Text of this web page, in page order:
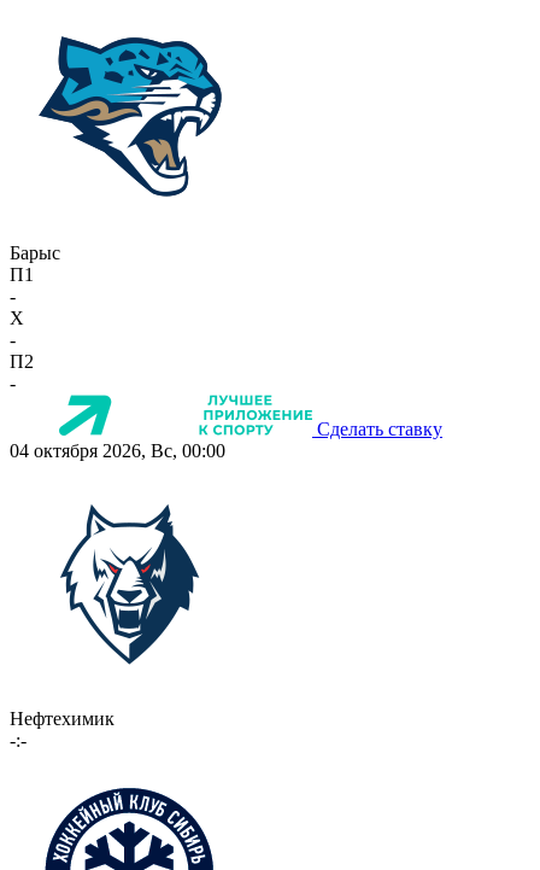
Барыс
П1
-
X
-
П2
-
Сделать ставку
04 октября 2026, Вс, 00:00
Нефтехимик
-:-